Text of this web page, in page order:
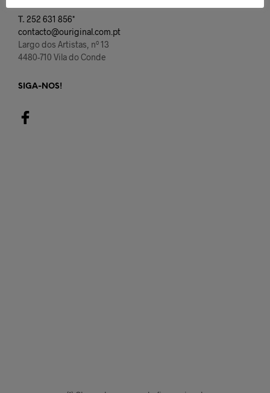
T. 252 631 856*
contacto@ouriginal.com.pt
Largo dos Artistas, nº 13
4480-710 Vila do Conde
SIGA-NOS!